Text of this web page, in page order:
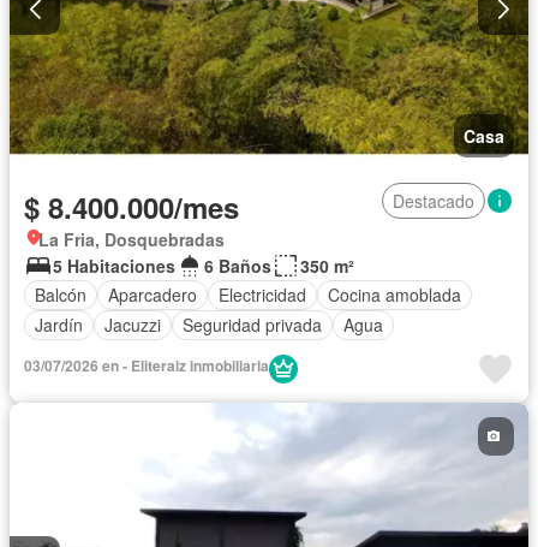
Casa
$ 8.400.000/mes
Destacado
La Fria, Dosquebradas
5 Habitaciones
6 Baños
350 m²
Balcón
Aparcadero Electricidad
Cocina amoblada
Jardín
Jacuzzi Seguridad privada Agua
03/07/2026 en - Eliteraiz inmobiliaria